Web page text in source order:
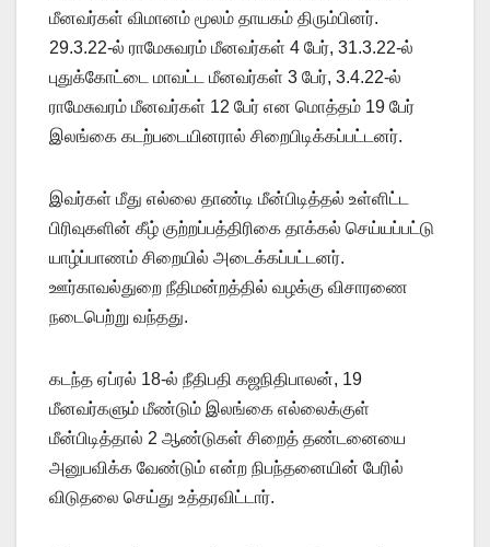
மீனவர்கள் விமானம் மூலம் தாயகம் திரும்பினர்.
29.3.22-ல் ராமேசுவரம் மீனவர்கள் 4 பேர், 31.3.22-ல்
புதுக்கோட்டை மாவட்ட மீனவர்கள் 3 பேர், 3.4.22-ல்
ராமேசுவரம் மீனவர்கள் 12 பேர் என மொத்தம் 19 பேர்
இலங்கை கடற்படையினரால் சிறைபிடிக்கப்பட்டனர்.
இவர்கள் மீது எல்லை தாண்டி மீன்பிடித்தல் உள்ளிட்ட
பிரிவுகளின் கீழ் குற்றப்பத்திரிகை தாக்கல் செய்யப்பட்டு
யாழ்ப்பாணம் சிறையில் அடைக்கப்பட்டனர்.
ஊர்காவல்துறை நீதிமன்றத்தில் வழக்கு விசாரணை
நடைபெற்று வந்தது.
கடந்த ஏப்ரல் 18-ல் நீதிபதி கஜநிதிபாலன், 19
மீனவர்களும் மீண்டும் இலங்கை எல்லைக்குள்
மீன்பிடித்தால் 2 ஆண்டுகள் சிறைத் தண்டனையை
அனுபவிக்க வேண்டும் என்ற நிபந்தனையின் பேரில்
விடுதலை செய்து உத்தரவிட்டார்.